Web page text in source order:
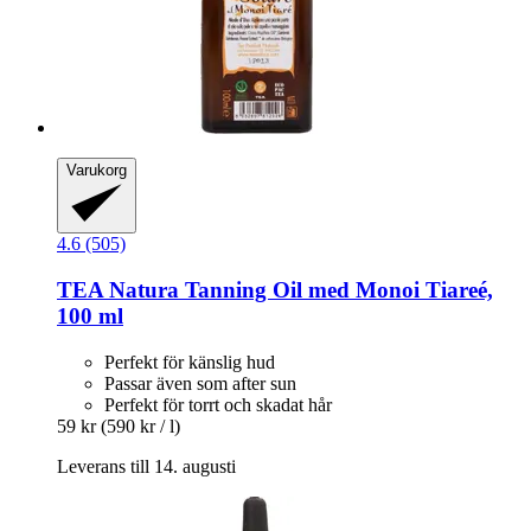
Varukorg
4.6 (505)
TEA Natura Tanning Oil med Monoi Tiareé,
100 ml
Perfekt för känslig hud
Passar även som after sun
Perfekt för torrt och skadat hår
59 kr (590 kr / l)
Leverans till 14. augusti